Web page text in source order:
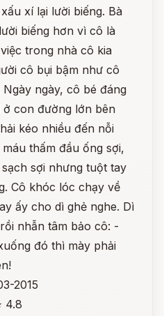
xí lại lười biếng. Bà
biếng hơn vì cô là
trong nhà cô kia
cô bụi bậm như cô
ngày, cô bé đáng
ở con đường lớn bên
kéo nhiều đến nỗi
thấm đầu ống sợi,
sợi nhưng tuột tay
Cô khóc lóc chạy về
ấy cho dì ghẻ nghe. Dì
nhẫn tâm bảo cô: -
đó thì mày phải
2015
4.8